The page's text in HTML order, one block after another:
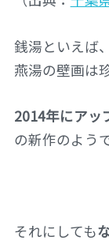
銭湯といえば
燕湯の壁画は
2014年にアッ
の新作のようで
それにしても